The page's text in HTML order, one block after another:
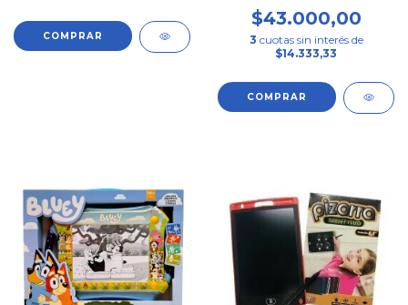
$43.000,00
3 cuotas sin interés de
$14.333,33